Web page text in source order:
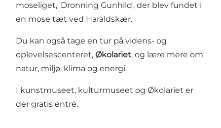
moseliget, 'Dronning Gunhild', der blev fundet i
en mose tæt ved Haraldskær.
Du kan også tage en tur på videns- og
oplevelsescenteret, Økolariet, og lære mere om
natur, miljø, klima og energi.
I kunstmuseet, kulturmuseet og Økolariet er
der gratis entré.